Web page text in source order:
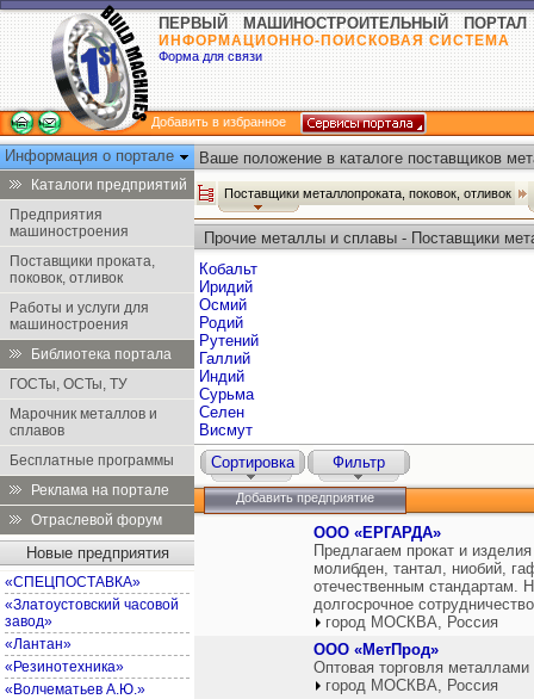
ПЕРВЫЙ МАШИНОСТРОИТЕЛЬНЫЙ ПОРТАЛ
ИНФОРМАЦИОННО-ПОИСКОВАЯ СИСТЕМА
Форма для связи
Добавить в избранное
Информация о портале
Каталоги предприятий
Предприятия
машиностроения
Поставщики проката,
поковок, отливок
Работы и услуги для
машиностроения
Библиотека портала
ГОСТы, ОСТы, ТУ
Марочник металлов и
сплавов
Бесплатные программы
Реклама на портале
Отраслевой форум
Новые предприятия
«СПЕЦПОСТАВКА»
«Златоустовский часовой
завод»
«Лантан»
«Резинотехника»
«Волчематьев А.Ю.»
Ваше положение в каталоге поставщиков
Поставщики металлопроката, поковок, отливок
Прочие металлы и сплавы - Поставщики
Кобальт
Иридий
Осмий
Родий
Рутений
Галлий
Индий
Сурьма
Селен
Висмут
Сортировка
Фильтр
Добавить предприятие
ООО «ЕРГАРДА»
Предлагаем прокат и
молибден, тантал, ниобий,
отечественным стандартам.
долгосрочное
город МОСКВА, Россия
ООО «МетПрод»
Оптовая торговля
город МОСКВА, Россия